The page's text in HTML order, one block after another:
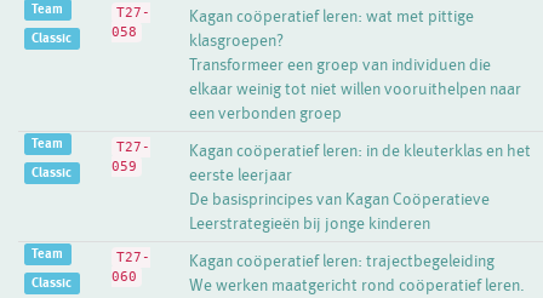
Team
Classic
T27-
058
Kagan coöperatief leren: wat met pittige
klasgroepen?
Transformeer een groep van individuen die
elkaar weinig tot niet willen vooruithelpen naar
een verbonden groep
Team
Classic
T27-
059
Kagan coöperatief leren: in de kleuterklas en het
eerste leerjaar
De basisprincipes van Kagan Coöperatieve
Leerstrategieën bij jonge kinderen
Team
Classic
T27-
060
Kagan coöperatief leren: trajectbegeleiding
We werken maatgericht rond coöperatief leren.